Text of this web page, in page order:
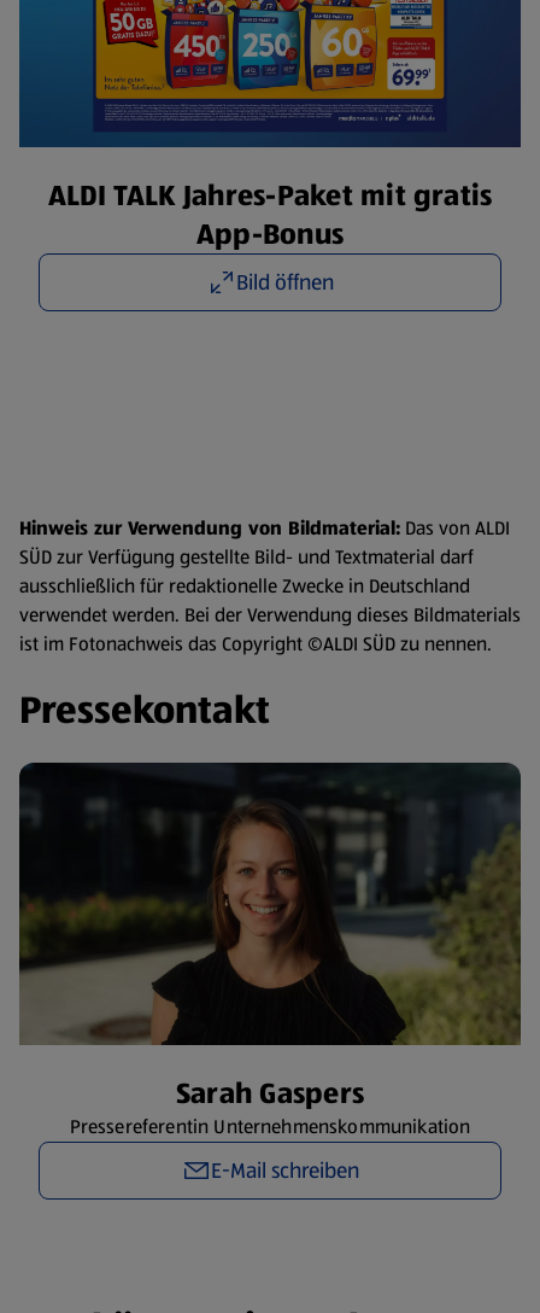
ALDI TALK Jahres-Paket mit gratis
App-Bonus
Bild öffnen
Hinweis zur Verwendung von Bildmaterial: Das von ALDI
SÜD zur Verfügung gestellte Bild- und Textmaterial darf
ausschließlich für redaktionelle Zwecke in Deutschland
verwendet werden. Bei der Verwendung dieses Bildmaterials
ist im Fotonachweis das Copyright ©ALDI SÜD zu nennen.
Pressekontakt
Sarah Gaspers
Pressereferentin Unternehmenskommunikation
E-Mail schreiben